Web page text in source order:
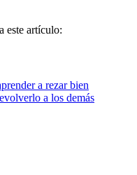
este artículo:
a rezar bien
a los demás